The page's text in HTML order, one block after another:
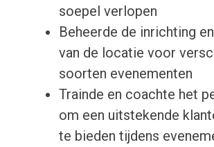
soepel verlopen
Beheerde de inrichting
van de locatie voor
soorten evenementen
Trainde en coachte het
om een uitstekende
te bieden tijdens